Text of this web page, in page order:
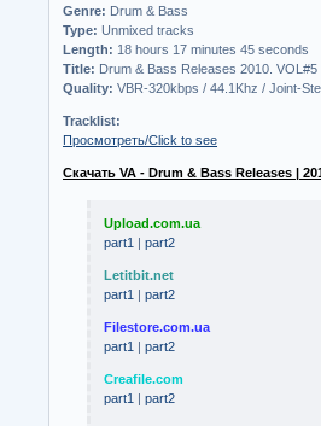
Genre: Drum & Bass
Type: Unmixed tracks
Length: 18 hours 17 minutes 45 seconds
Title: Drum & Bass Releases 2010. VOL#5
Quality: VBR-320kbps / 44.1Khz / Joint-
Tracklist:
Просмотреть/Click to see
Скачать VA - Drum & Bass Releases |
Upload.com.ua
part1 | part2
Letitbit.net
part1 | part2
Filestore.com.ua
part1 | part2
Creafile.com
part1 | part2